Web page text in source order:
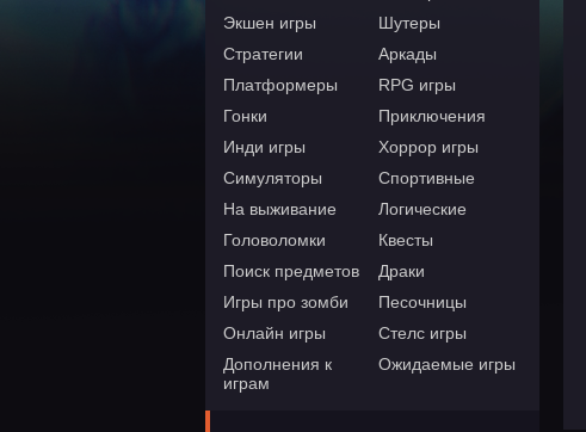
Экшен игры
Шутеры
Стратегии
Аркады
Платформеры
RPG игры
Гонки
Приключения
Инди игры
Хоррор игры
Симуляторы
Спортивные
На выживание
Логические
Головоломки
Квесты
Поиск предметов
Драки
Игры про зомби
Песочницы
Онлайн игры
Стелс игры
Дополнения к
играм
Ожидаемые игры